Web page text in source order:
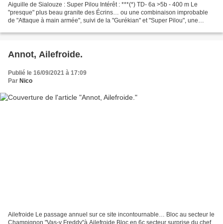
Aiguille de Sialouze : Super Pilou Intérêt : ***(*) TD- 6a >5b - 400 m Le
"presque" plus beau granite des Écrins… ou une combinaison improbable
de "Attaque à main armée", suivi de la "Gurékian" et "Super Pilou", une
Annot, Ailefroide.
Publié le 16/09/2021 à 17:09
Par Nico
Ailefroide Le passage annuel sur ce site incontournable… Bloc au secteur le
Champignon "Vas-y Freddy"à Ailefroide Bloc en 6c secteur surprise du chef